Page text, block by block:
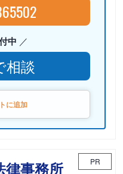
中
相談
に追加
律事務所 PR